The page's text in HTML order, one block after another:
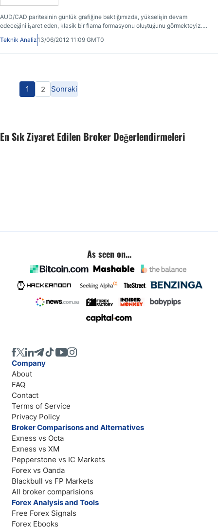
AUD/CAD paritesinin günlük grafiğine baktığımızda, yükselişin devam
edeceğini işaret eden, klasik bir flama formasyonu oluştuğunu görmekteyiz.
Ocak ayından sonra düşüş akımının etkisinde kalan parite 23 Mayıs tarihinde
yönünü yukarı çevirmişti.
Teknik Analiz13/06/2012 11:09 GMT0
1 2 Sonraki
En Sık Ziyaret Edilen Broker Değerlendirmeleri
As seen on...
Company
About
FAQ
Contact
Terms of Service
Privacy Policy
Broker Comparisons and Alternatives
Exness vs Octa
Exness vs XM
Pepperstone vs IC Markets
Forex vs Oanda
Blackbull vs FP Markets
All broker comparisions
Forex Analysis and Tools
Free Forex Signals
Forex Ebooks